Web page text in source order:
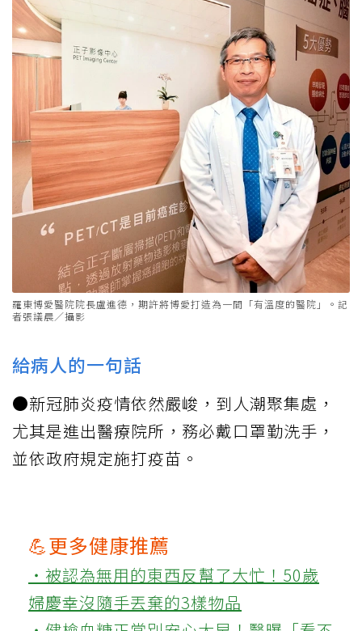
羅東博愛醫院院長盧進德，期許將博愛打造為一間「有溫度的醫院」。記
者張議晨／攝影
給病人的一句話
●新冠肺炎疫情依然嚴峻，到人潮聚集處，
尤其是進出醫療院所，務必戴口罩勤洗手，
並依政府規定施打疫苗。
💪更多健康推薦
‧被認為無用的東西反幫了大忙！50歲
婦慶幸沒隨手丟棄的3樣物品